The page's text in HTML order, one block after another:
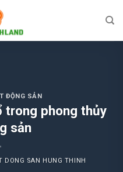
ĐỘNG SẢN
trong phong thủy
sản
DONG SAN HUNG THINH